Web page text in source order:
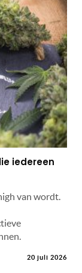
iedereen
van wordt.
20 juli 2026